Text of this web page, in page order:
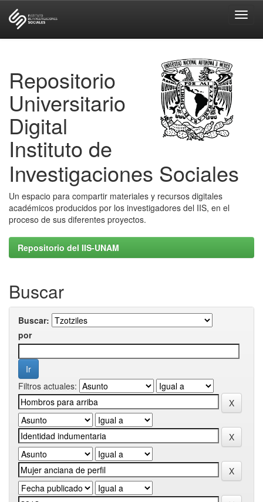
Repositorio
Universitario
Digital
Instituto de
Investigaciones Sociales
Un espacio para compartir materiales y recursos digitales
académicos producidos por los investigadores del IIS, en el
proceso de sus diferentes proyectos.
Repositorio del IIS-UNAM
Buscar
Buscar:
por
Filtros actuales: